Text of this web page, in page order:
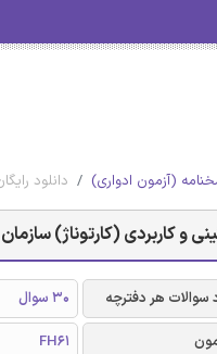
(آزمون ادواری) دانلود
و کاربردی (کارتوناژ)
سوالات هر دفترچه 30 سوال
FH61